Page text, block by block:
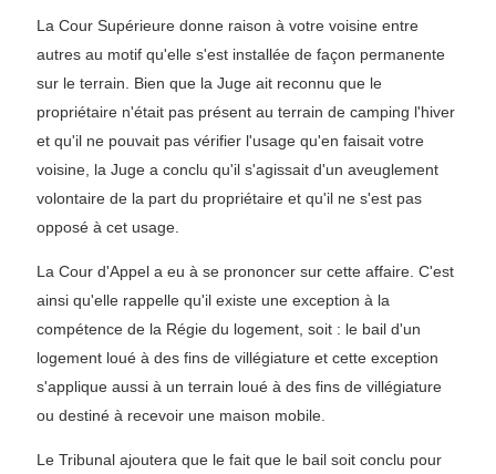
La Cour Supérieure donne raison à votre voisine entre
autres au motif qu'elle s'est installée de façon permanente
sur le terrain. Bien que la Juge ait reconnu que le
propriétaire n'était pas présent au terrain de camping l'hiver
et qu'il ne pouvait pas vérifier l'usage qu'en faisait votre
voisine, la Juge a conclu qu'il s'agissait d'un aveuglement
volontaire de la part du propriétaire et qu'il ne s'est pas
opposé à cet usage.
La Cour d'Appel a eu à se prononcer sur cette affaire. C'est
ainsi qu'elle rappelle qu'il existe une exception à la
compétence de la Régie du logement, soit : le bail d'un
logement loué à des fins de villégiature et cette exception
s'applique aussi à un terrain loué à des fins de villégiature
ou destiné à recevoir une maison mobile.
Le Tribunal ajoutera que le fait que le bail soit conclu pour